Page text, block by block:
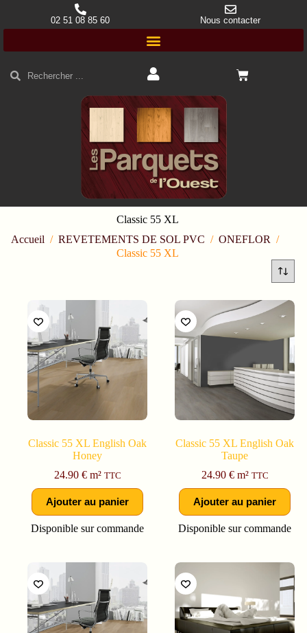
02 51 08 85 60 Nous contacter
Classic 55 XL
Accueil / REVETEMENTS DE SOL PVC / ONEFLOR /
Classic 55 XL
Classic 55 XL English Oak
Honey
24.90 €m² TTC
Ajouter au panier
Disponible sur commande
Classic 55 XL English Oak
Taupe
24.90 €m² TTC
Ajouter au panier
Disponible sur commande